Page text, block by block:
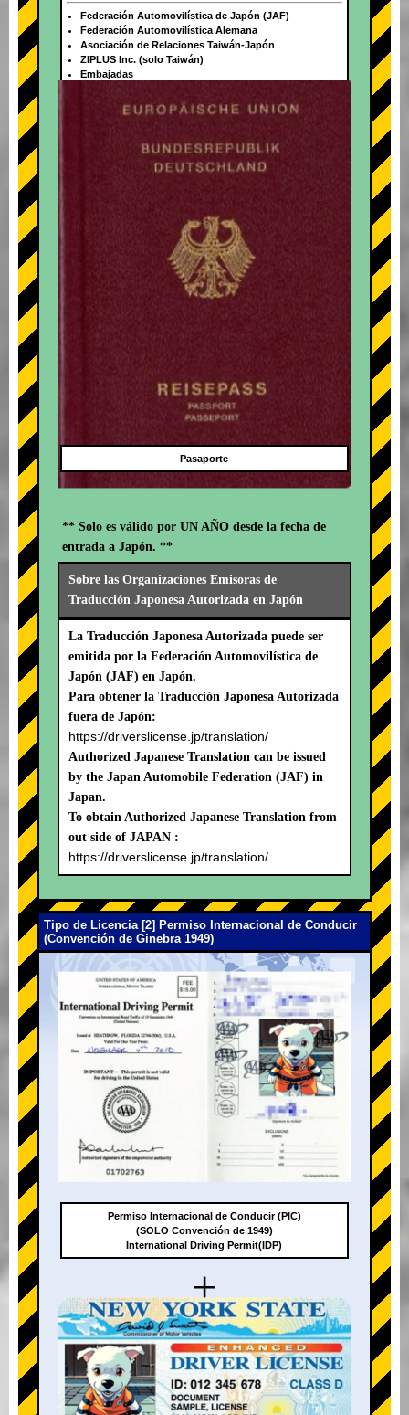
+
Federación Automovilística de Japón (JAF)
Federación Automovilística Alemana
Asociación de Relaciones Taiwán-Japón
ZIPLUS Inc. (solo Taiwán)
Embajadas
Pasaporte
** Solo es válido por UN AÑO desde la fecha de
entrada a Japón. **
Sobre las Organizaciones Emisoras de
Traducción Japonesa Autorizada en Japón
La Traducción Japonesa Autorizada puede ser
emitida por la Federación Automovilística de
Japón (JAF) en Japón.
Para obtener la Traducción Japonesa Autorizada
fuera de Japón:
https://driverslicense.jp/translation/
Authorized Japanese Translation can be issued
by the Japan Automobile Federation (JAF) in
Japan.
To obtain Authorized Japanese Translation from
out side of JAPAN :
https://driverslicense.jp/translation/
Tipo de Licencia [2] Permiso Internacional de Conducir
(Convención de Ginebra 1949)
+
Permiso Internacional de Conducir (PIC)
(SOLO Convención de 1949)
International Driving Permit(IDP)